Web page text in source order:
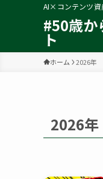
AI×コンテンツ
#50歳か
ト
ホーム 2026年
2026年